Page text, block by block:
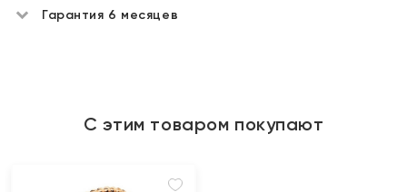
Гарантия 6 месяцев
С этим товаром покупают